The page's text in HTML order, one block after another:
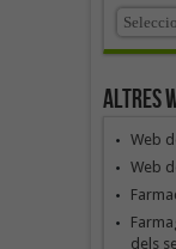
Altres
Web
Web
dels